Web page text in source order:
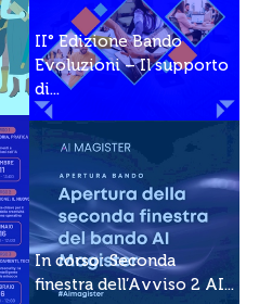
II° Edizione Bando
Evoluzioni – Il supporto
di...
In corso: Seconda
finestra dell’Avviso 2 AI...